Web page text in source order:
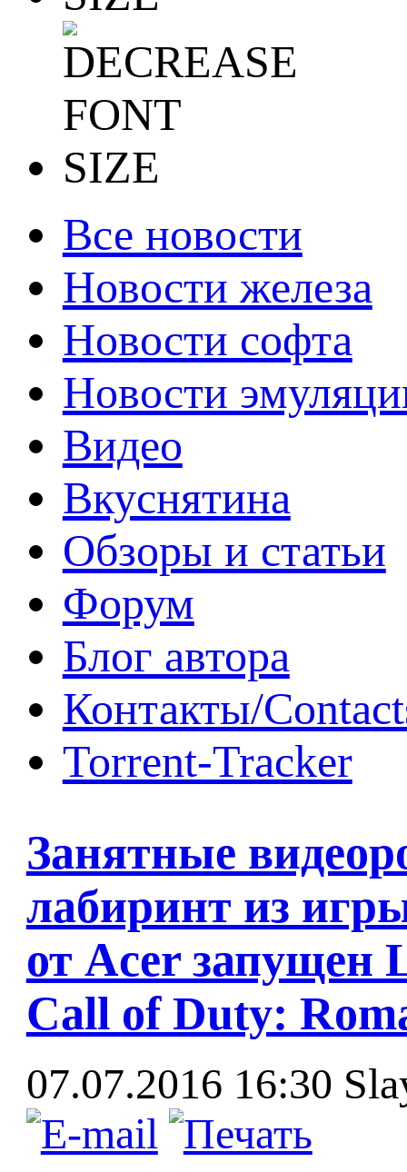
Все новости
Новости железа
Новости софта
Новости
Видео
Вкуснятина
Обзоры и статьи
Форум
Блог автора
Контакты/
Torrent-Tracker
Занятные
лабиринт из
от Acer запущен
Call of Duty:
07.07.2016 16:30